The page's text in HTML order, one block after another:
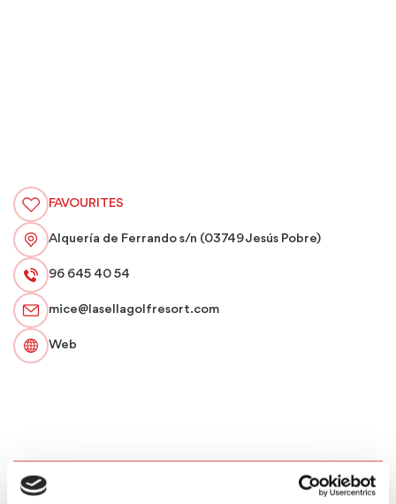
FAVOURITES
Alquería de Ferrando s/n (03749 Jesús Pobre)
96 645 40 54
mice@lasellagolfresort.com
Web
MICE